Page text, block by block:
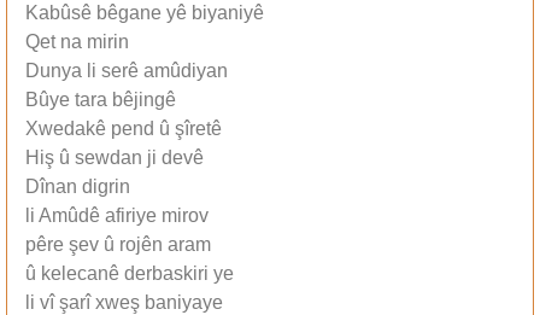
Kabûsê bêgane yê biyaniyê
Qet na mirin
Dunya li serê amûdiyan
Bûye tara bêjingê
Xwedakê pend û şîretê
Hiş û sewdan ji devê
Dînan digrin
li Amûdê afiriye mirov
pêre şev û rojên aram
û kelecanê derbaskiri ye
li vî şarî xweş baniyaye